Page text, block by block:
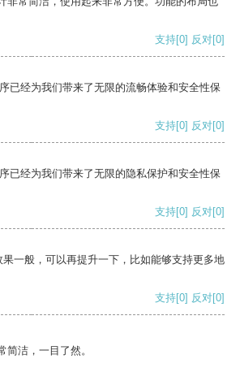
支持[0] 反对[0]
已经为我们带来了无限的流畅体验和安全性保
支持[0] 反对[0]
已经为我们带来了无限的隐私保护和安全性保
支持[0] 反对[0]
一般，可以再提升一下，比如能够支持更多地
支持[0] 反对[0]
简洁，一目了然。